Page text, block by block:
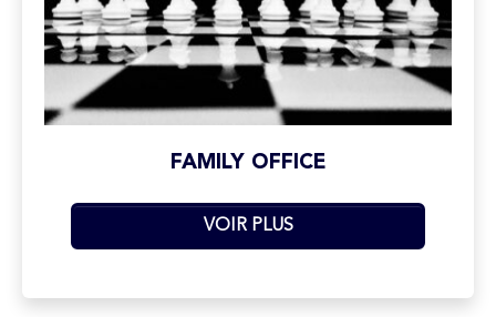
FAMILY OFFICE
VOIR PLUS